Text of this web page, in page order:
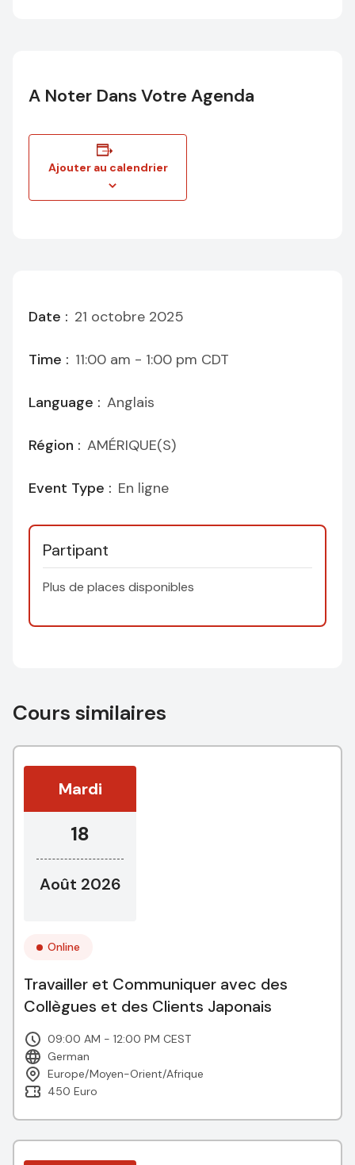
A Noter Dans Votre Agenda
Ajouter au calendrier
Date : 21 octobre 2025
Time : 11:00 am - 1:00 pm CDT
Language : Anglais
Région : AMÉRIQUE(S)
Event Type : En ligne
Partipant
Plus de places disponibles
Cours similaires
Mardi
18
Août 2026
Online
Travailler et Communiquer avec des
Collègues et des Clients Japonais
09:00 AM - 12:00 PM CEST
German
Europe/Moyen-Orient/Afrique
450 Euro